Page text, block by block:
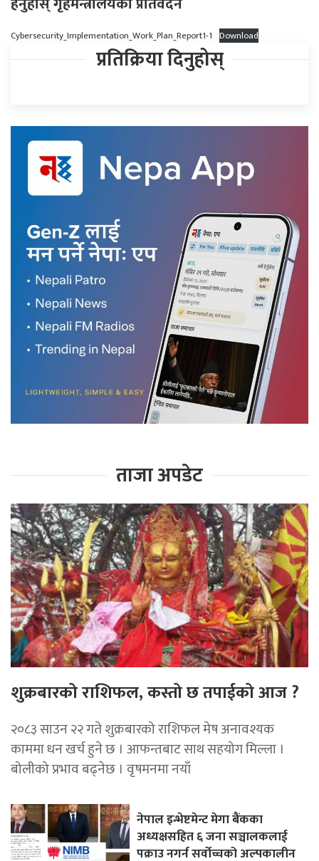
Cybersecurity_Implementation_Work_Plan_Report1-1 Download
प्रतिक्रिया दिनुहोस्
ताजा अपडेट
शुक्रबारको राशिफल, कस्तो छ तपाईको आज ?
२०८३ साउन २२ गते शुक्रबारको राशिफल मेष अनावश्यक
काममा धन खर्च हुने छ । आफन्तबाट साथ सहयोग मिल्ला ।
बोलीको प्रभाव बढ्नेछ । वृषमनमा नयाँ
नेपाल इन्भेष्टमेन्ट मेगा बैंकका
अध्यक्षसहित ६ जना सञ्चालकलाई
पक्राउ नगर्न सर्वोच्चको अल्पकालीन